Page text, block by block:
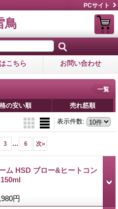
PCサイト
鳥
こちら お問い合わせ
一覧
の安い順 売れ筋順
表示件数:
3 ... 6 次»
ム HSD ブロー&ヒートコン
円